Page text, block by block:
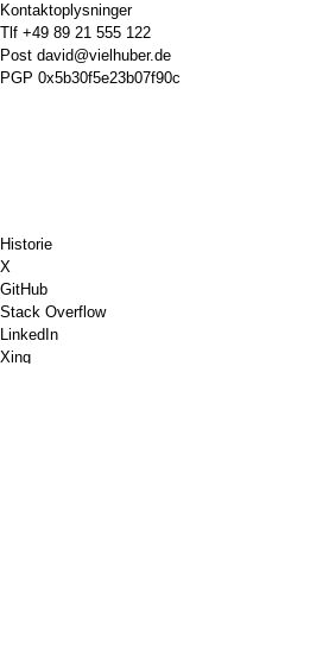
Kontaktoplysninger
Tlf +49 89 21 555 122
Post david@vielhuber.de
PGP 0x5b30f5e23b07f90c
Historie
X
GitHub
Stack Overflow
LinkedIn
Xing